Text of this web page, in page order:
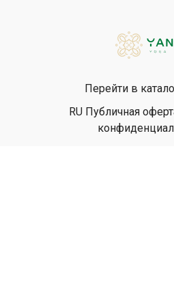
Перейти в
RU Публичная